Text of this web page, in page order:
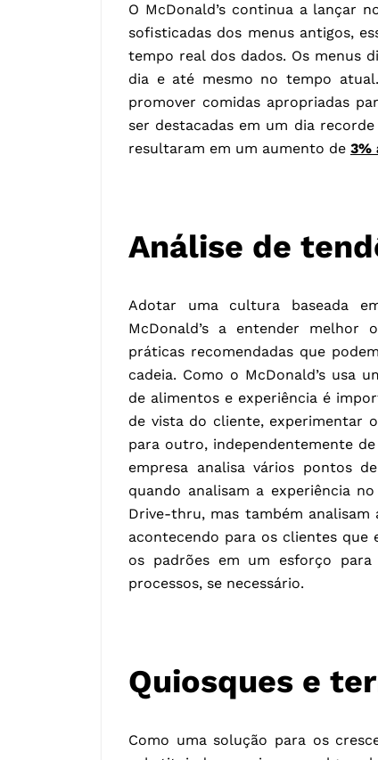
O McDonald’s continua a lançar
sofisticadas dos menus antigos,
tempo real dos dados. Os menus
dia e até mesmo no tempo
promover comidas apropriadas
ser destacadas em um dia
resultaram em um aumento de 3%
Análise de
Adotar uma cultura baseada
McDonald’s a entender melhor
práticas recomendadas que
cadeia. Como o McDonald’s usa
de alimentos e experiência é
de vista do cliente, experimentar
para outro, independentemente
empresa analisa vários pontos
quando analisam a experiência
Drive-thru, mas também
acontecendo para os clientes que
os padrões em um esforço
processos, se necessário.
Quiosques e
Como uma solução para os